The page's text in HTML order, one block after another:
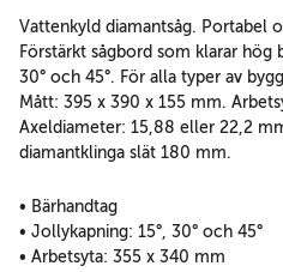
Vattenkyld diamantsåg. Portabel
Förstärkt sågbord som klarar hög
30° och 45°. För alla typer av
Mått: 395 x 390 x 155 mm.
Axeldiameter: 15,88 eller 22,2
diamantklinga slät 180 mm.
• Bärhandtag
• Jollykapning: 15°, 30° och 45°
• Arbetsyta: 355 x 340 mm